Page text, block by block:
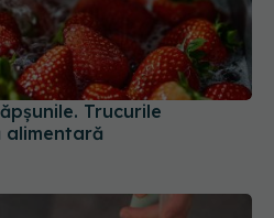
Trucurile
alimentară